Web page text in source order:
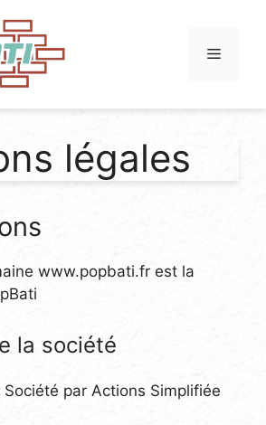
Menu
légales
www.popbati.fr est la
la société
Société par Actions Simplifiée